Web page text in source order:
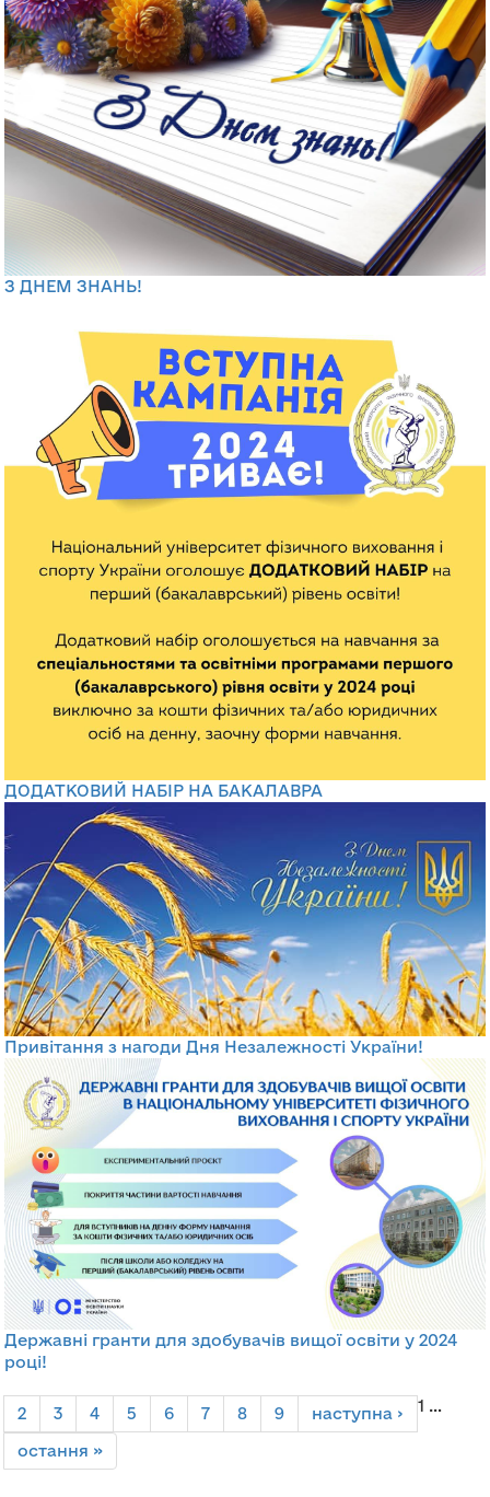
З ДНЕМ ЗНАНЬ!
ДОДАТКОВИЙ НАБІР НА БАКАЛАВРА
Привітання з нагоди Дня Незалежності України!
Державні гранти для здобувачів вищої освіти у 2024
році!
Сторінки 1
2 3 4 5 6 7 8 9 …
наступна ›
остання »